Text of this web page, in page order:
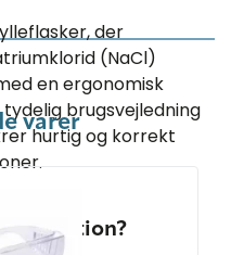
der
(NaCl)
en ergonomisk
brugsvejledning
hurtig og korrekt
varer